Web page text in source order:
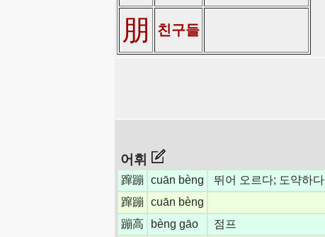
朋 친구들
어휘
蹿蹦 cuān bèng
뛰어 오르다; 도약하다
蹿蹦
cuān bèng
蹦高
bèng gāo
점프